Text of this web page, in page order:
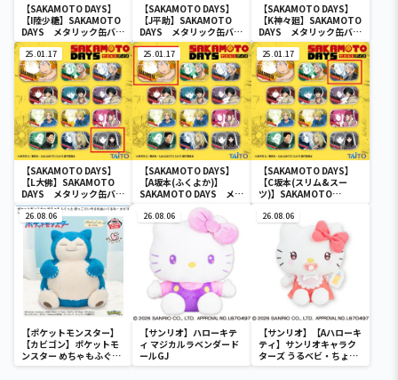
【SAKAMOTO DAYS】
【I陸少糖】SAKAMOTO
DAYS メタリック缶バッ
ジ
【SAKAMOTO DAYS】
【J平助】SAKAMOTO
DAYS メタリック缶バッ
ジ
【SAKAMOTO DAYS】
【K神々廻】SAKAMOTO
DAYS メタリック缶バッ
ジ
25.01.17
【SAKAMOTO DAYS】
【L大佛】SAKAMOTO
DAYS メタリック缶バッ
ジ
25.01.17
【SAKAMOTO DAYS】
【A坂本(ふくよか)】
SAKAMOTO DAYS メタ
リック缶バッジ
25.01.17
【SAKAMOTO DAYS】
【C坂本(スリム&スー
ツ)】SAKAMOTO
ジ
26.08.06
【ポケットモンスター】
【カビゴン】ポケットモ
ンスター めちゃもふぐっ
と ほっこりいやされぬい
26.08.06
【サンリオ】ハローキテ
ィ マジカルラベンダード
ールGJ
26.08.06
【サンリオ】【Aハローキ
ティ】サンリオキャラク
ターズ うるベビ・ちょい
デカドール